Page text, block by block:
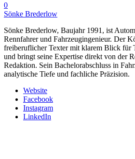
0
Sönke Brederlow
Sönke Brederlow, Baujahr 1991, ist
Rennfahrer und Fahrzeugingenieur. Der
freiberuflicher Texter mit klarem Blick für
und bringt seine Expertise direkt von der
Redaktion. Sein Bachelorabschluss in
analytische Tiefe und fachliche Präzision.
Website
Facebook
Instagram
LinkedIn